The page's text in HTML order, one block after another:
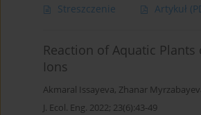
Streszczenie Artykuł
Reaction of Aquatic
Ions
Akmaral Issayeva, Zhanar
J. Ecol. Eng. 2022; 23(6):43-49